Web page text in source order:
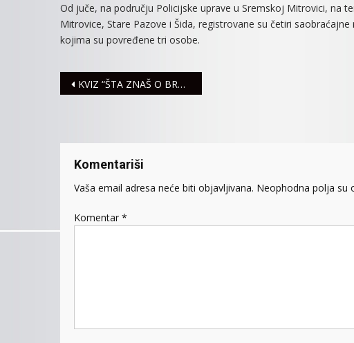
U
Od juče, na području Policijske uprave u Sremskoj Mitrovici, na
Mitrovice, Stare Pazove i Šida, registrovane su četiri saobraćajne
kojima su povređene tri osobe.
Navigacija
KVIZ “ŠTA ZNAŠ O BRANKU ĆOPIĆU?”
Komentariši
Vaša email adresa neće biti objavljivana. Neophodna polja su
Komentar *